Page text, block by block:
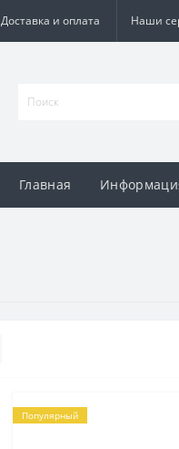
Доставка и оплата Наши
Главная
Популярный